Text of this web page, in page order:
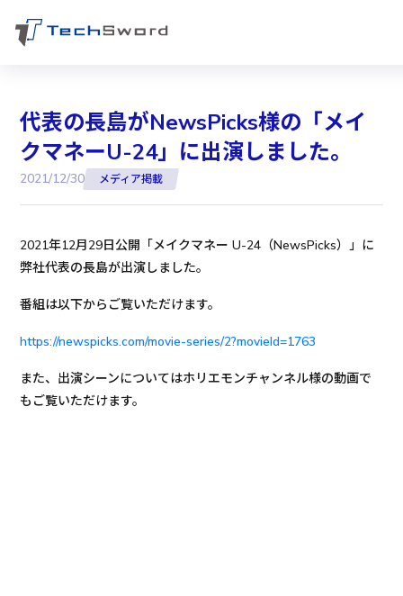
代表の長島がNewsPicks様の「メイ
クマネーU-24」に出演しました。
2021/12/30 メディア掲載
2021年12月29日公開「メイクマネー U-24（NewsPicks）」に
弊社代表の長島が出演しました。
番組は以下からご覧いただけます。
https://newspicks.com/movie-series/2?movieId=1763
また、出演シーンについてはホリエモンチャンネル様の動画で
もご覧いただけます。